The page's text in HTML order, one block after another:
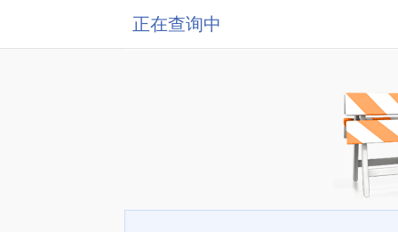
正在查询中